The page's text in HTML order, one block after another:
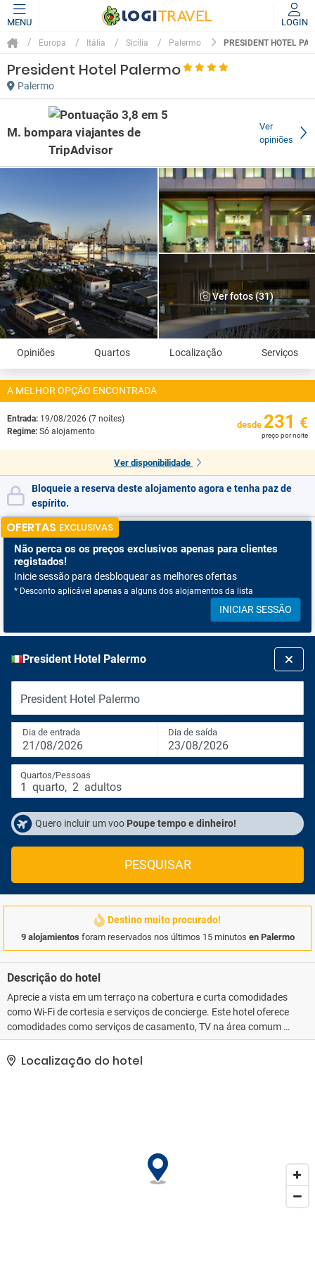
MENU LOGIN
Europa Itália Sicília Palermo PRESIDENT HOTEL
President Hotel Palermo
Palermo
M. bom
Ver
opiniões
Ver fotos (31)
Opiniões Quartos Localização Serviços
A MELHOR OPÇÃO ENCONTRADA
Entrada: 19/08/2026 (7 noites)
Regime: Só alojamento
desde 231 €
preço por noite
Ver disponibilidade
Bloqueie a reserva deste alojamento agora e tenha paz de
espírito.
OFERTAS EXCLUSIVAS
Não perca os os preços exclusivos apenas para clientes
registados!
Inicie sessão para desbloquear as melhores ofertas
* Desconto aplicável apenas a alguns dos alojamentos da lista
INICIAR SESSÃO
President Hotel Palermo
President Hotel Palermo
Dia de entrada
21/08/2026
Dia de saída
23/08/2026
Quartos/Pessoas
1 quarto, 2 adultos
Quero incluir um voo Poupe tempo e dinheiro!
PESQUISAR
Destino muito procurado!
9 alojamientos foram reservados nos últimos 15 minutos en Palermo
Descrição do hotel
Aprecie a vista em um terraço na cobertura e curta comodidades
como Wi-Fi de cortesia e serviços de concierge. Este hotel oferece
comodidades como serviços de casamento, TV na área comum e
salão de banquetes.. Esta propriedade recebeu a classificação
oficial por estrelas do the local rating authority.. As comodidades
presentes incluem um business center, check-out expresso e
Localização do hotel